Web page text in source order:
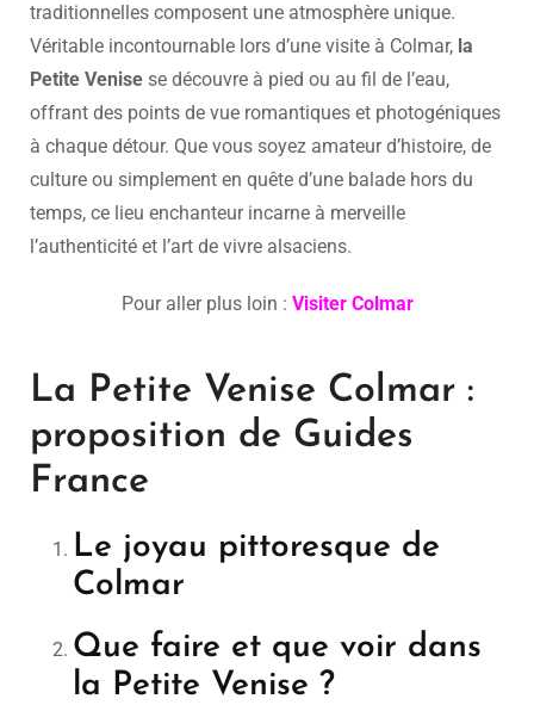
traditionnelles composent une atmosphère unique.
Véritable incontournable lors d’une visite à Colmar, la
Petite Venise se découvre à pied ou au fil de l’eau,
offrant des points de vue romantiques et photogéniques
à chaque détour. Que vous soyez amateur d’histoire, de
culture ou simplement en quête d’une balade hors du
temps, ce lieu enchanteur incarne à merveille
l’authenticité et l’art de vivre alsaciens.
Pour aller plus loin : Visiter Colmar
La Petite Venise Colmar :
proposition de Guides
France
Le joyau pittoresque de
Colmar
Que faire et que voir dans
la Petite Venise ?